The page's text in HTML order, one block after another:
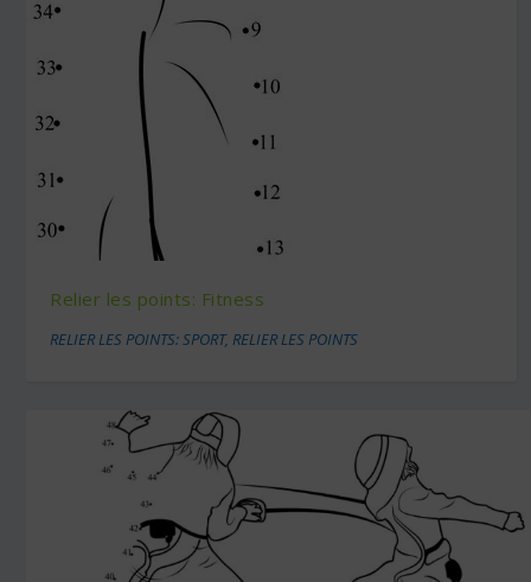
Relier les points: Fitness
RELIER LES POINTS: SPORT,RELIER LES POINTS